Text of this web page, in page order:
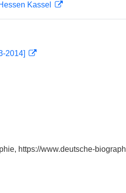
Kassel
2014]
https://www.deutsche-